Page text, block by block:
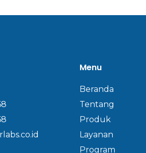
Menu
Beranda
Tentang
Produk
Layanan
Program